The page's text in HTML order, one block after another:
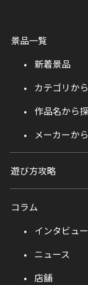
景品一覧
新着景品
カテゴリか
作品名から
メーカーか
遊び方攻略
コラム
インタビュー
ニュース
店舗